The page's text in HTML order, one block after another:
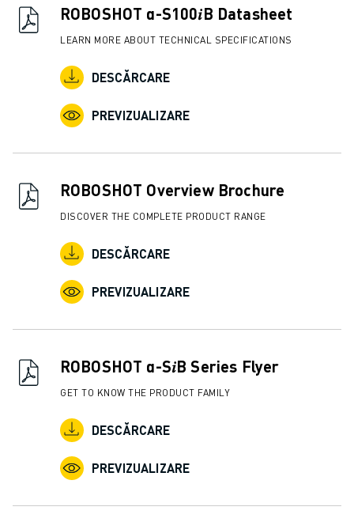
ROBOSHOT α-S100𝑖B Datasheet
LEARN MORE ABOUT TECHNICAL SPECIFICATIONS
DESCĂRCARE
PREVIZUALIZARE
ROBOSHOT Overview Brochure
DISCOVER THE COMPLETE PRODUCT RANGE
DESCĂRCARE
PREVIZUALIZARE
ROBOSHOT α-S𝑖B Series Flyer
GET TO KNOW THE PRODUCT FAMILY
DESCĂRCARE
PREVIZUALIZARE